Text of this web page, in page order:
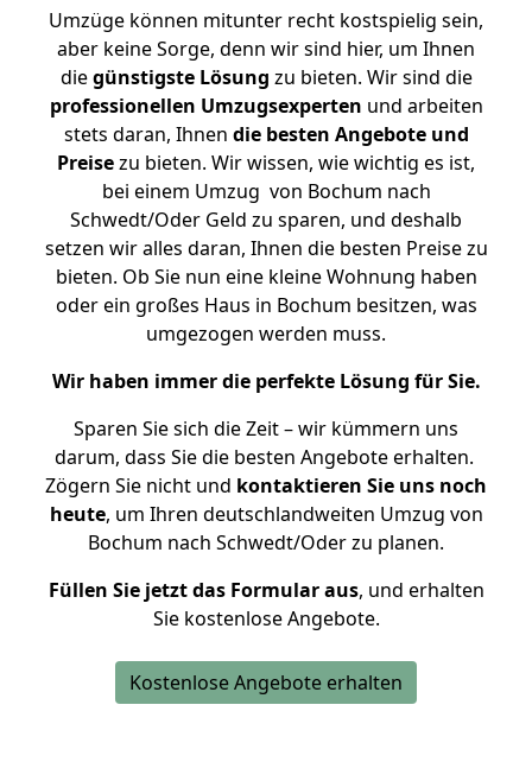
Umzüge können mitunter recht kostspielig sein,
aber keine Sorge, denn wir sind hier, um Ihnen
diegünstigste Lösung zu bieten. Wir sind die
professionellen Umzugsexperten und arbeiten
stets daran, Ihnen die besten Angebote und
Preisezu bieten. Wir wissen, wie wichtig es ist,
bei einem Umzug von Bochum nach
Schwedt/Oder Geld zu sparen, und deshalb
setzen wir alles daran, Ihnen die besten Preise zu
bieten. Ob Sie nun eine kleine Wohnung haben
oder ein großes Haus in Bochum besitzen, was
umgezogen werden muss.
Wir haben immer die perfekte Lösung für Sie.
Sparen Sie sich die Zeit – wir kümmern uns
darum, dass Sie die besten Angebote erhalten.
Zögern Sie nicht und kontaktieren Sie uns noch
heute, um Ihren deutschlandweiten Umzug von
Bochum nach Schwedt/Oder zu planen.
Füllen Sie jetzt das Formular aus, und erhalten
Sie kostenlose Angebote.
Kostenlose Angebote erhalten